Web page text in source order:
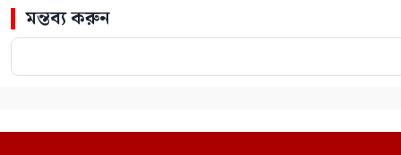
মন্তব্য করুন